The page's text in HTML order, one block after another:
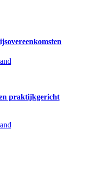
praktijkgericht